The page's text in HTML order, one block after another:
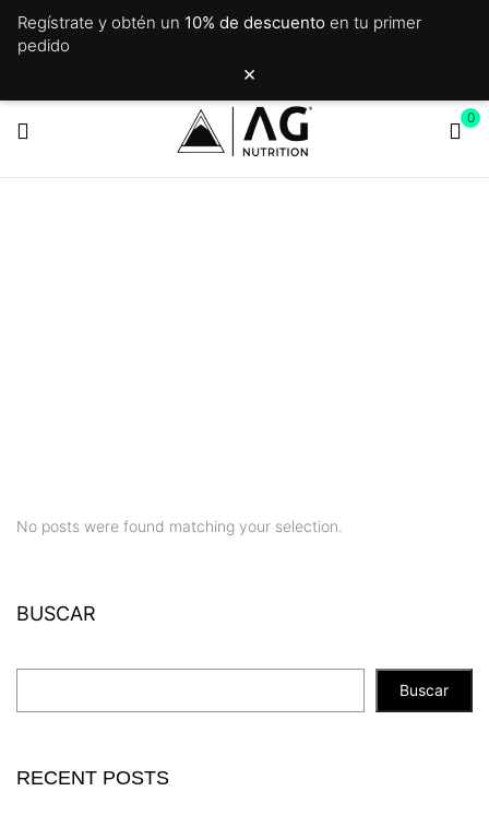
Regístrate y obtén un 10% de descuento en tu primer
pedido
×
0
BUSCAR
Buscar
RECENT POSTS
No posts were found matching your selection.